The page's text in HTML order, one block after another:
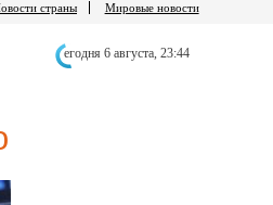
страны Мировые новости
егодня 6 августа, 23:44